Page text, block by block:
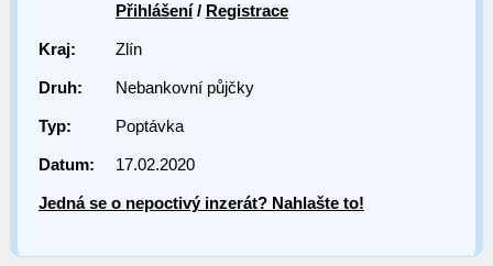
Přihlášení/ Registrace
Kraj: Zlín
Druh: Nebankovní půjčky
Typ: Poptávka
Datum: 17.02.2020
Jedná se o nepoctivý inzerát? Nahlašte to!